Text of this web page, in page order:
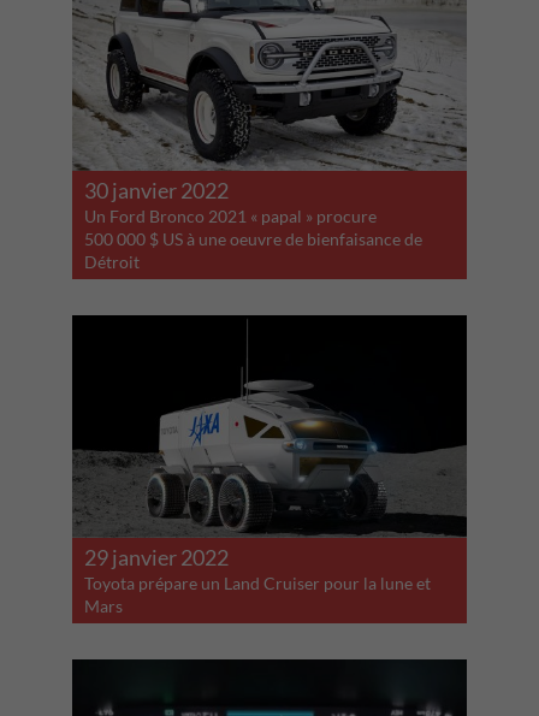
30 janvier 2022
Un Ford Bronco 2021 « papal » procure
500 000 $ US à une oeuvre de bienfaisance de
Détroit
29 janvier 2022
Toyota prépare un Land Cruiser pour la lune et
Mars